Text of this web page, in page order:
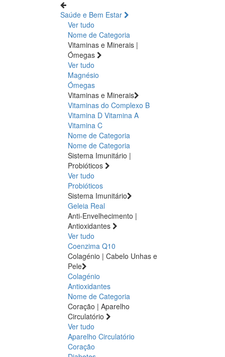
Saúde e Bem Estar
Ver tudo
Nome de Categoria
Vitaminas e Minerais |
Ómegas
Ver tudo
Magnésio
Ómegas
Vitaminas e Minerais
Vitaminas do Complexo B
Vitamina D Vitamina A
Vitamina C
Nome de Categoria
Nome de Categoria
Sistema Imunitário |
Probióticos
Ver tudo
Probióticos
Sistema Imunitário
Geleia Real
Anti-Envelhecimento |
Antioxidantes
Ver tudo
Coenzima Q10
Colagénio | Cabelo Unhas e
Pele
Colagénio
Antioxidantes
Nome de Categoria
Coração | Aparelho
Circulatório
Ver tudo
Aparelho Circulatório
Coração